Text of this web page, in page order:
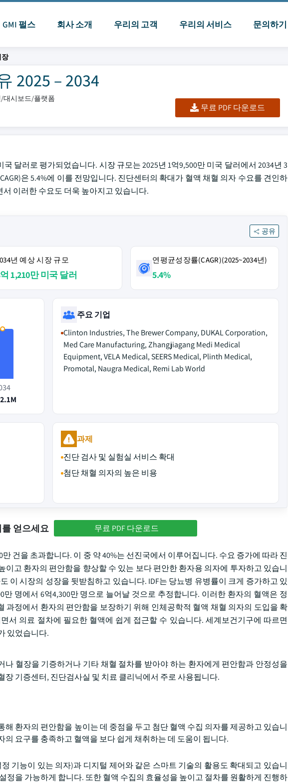
GMI 펄스 회사 소개 우리의 고객 우리의 서비스 문의하기
장
2025 – 2034
/대시보드/플랫폼
무료 PDF 다운로드
달러로 평가되었습니다. 시장 규모는 2025년 1억9,500만 미국 달러에서 2034년 3
은 5.4%에 이를 전망입니다. 진단센터의 확대가 혈액 채혈 의자 수요를 견인하
이러한 수요도 더욱 높아지고 있습니다.
공유
년 예상 시장 규모
1,210만 미국 달러
연평균성장률(CAGR)(2025~2034년)
5.4%
주요 기업
Clinton Industries, The Brewer Company, DUKAL Corporation,
Med Care Manufacturing, Zhangjiagang Medi Medical
Equipment, VELA Medical, SEERS Medical, Plinth Medical,
Promotal, Naugra Medical, Remi Lab World
과제
진단 검사 및 실험실 서비스 확대
첨단 채혈 의자의 높은 비용
얻으세요 무료 PDF 다운로드
건을 초과합니다. 이 중 약 40%는 선진국에서 이루어집니다. 수요 증가에 따라 진
고 환자의 편안함을 향상할 수 있는 보다 편안한 환자용 의자에 투자하고 있습니
이 시장의 성장을 뒷받침하고 있습니다. IDF는 당뇨병 유병률이 크게 증가하고 있
명에서 6억4,300만 명으로 늘어날 것으로 추정합니다. 이러한 환자의 혈액은 정
과정에서 환자의 편안함을 보장하기 위해 인체공학적 혈액 채혈 의자의 도입을 확
서 의료 절차에 필요한 혈액에 쉽게 접근할 수 있습니다. 세계보건기구에 따르면
있었습니다.
혈장을 기증하거나 기타 채혈 절차를 받아야 하는 환자에게 편안함과 안정성을
기증센터, 진단검사실 및 치료 클리닉에서 주로 사용됩니다.
환자의 편안함을 높이는 데 중점을 두고 첨단 혈액 수집 의자를 제공하고 있습니
요구를 충족하고 혈액을 보다 쉽게 채취하는 데 도움이 됩니다.
기능이 있는 의자)과 디지털 제어와 같은 스마트 기술의 활용도 확대되고 있습니
정을 가능하게 합니다. 또한 혈액 수집의 효율성을 높이고 절차를 원활하게 진행하